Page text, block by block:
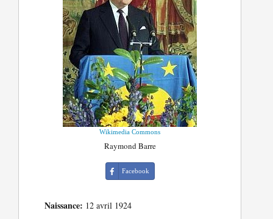
Wikimedia Commons
Raymond Barre
Facebook
Naissance: 12 avril 1924